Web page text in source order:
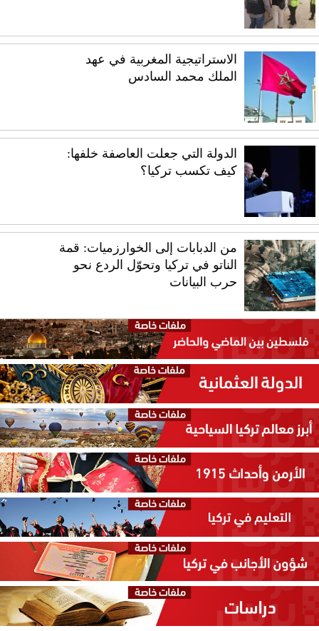
الاستراتيجية المغربية في عهد
الملك محمد السادس
الدولة التي جعلت العاصفة خلفها:
كيف تكسب تركيا؟
من الدبابات إلى الخوارزميات: قمة
الناتو في تركيا وتحوّل الردع نحو
حرب البيانات